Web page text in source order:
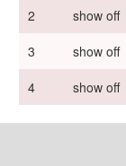
2
show off
3
show off
4
show off